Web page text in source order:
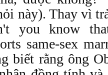
này). Thay vì
you know
same-sex
biết rằng ông